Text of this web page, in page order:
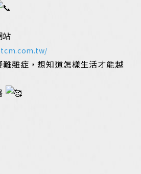
站
雜症，想知道怎樣生活才能越